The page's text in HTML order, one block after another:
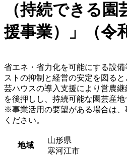
（持続できる
援事業）」（令
省エネ・省力化を可能にする設
ストの抑制と経営の安定を図る
芸ハウスの導入支援により営農
を後押しし、持続可能な園芸産地
※事業活用の要望がある場合は
ください。
地域
山形県
寒河江市